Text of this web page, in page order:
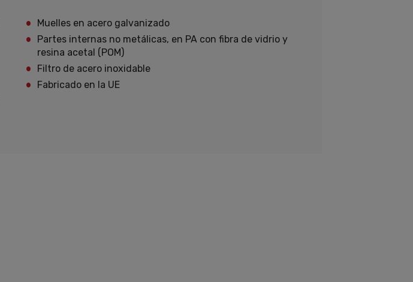
Muelles en acero galvanizado
Partes internas no metálicas, en PA con fibra de vidrio y
resina acetal (POM)
Filtro de acero inoxidable
Fabricado en la UE